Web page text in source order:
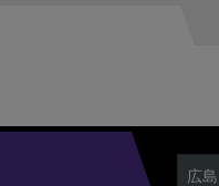
広島